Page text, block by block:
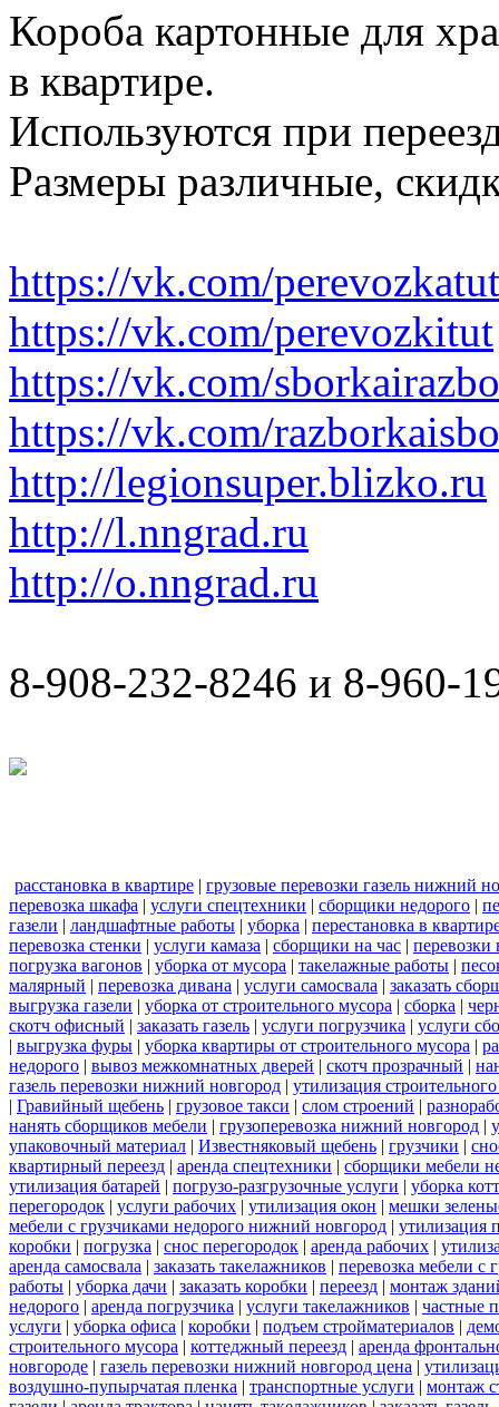
Короба картонные для
в квартире.
Используются при
Размеры различные,
https://vk.com/perevozkatut
https://vk.com/perevozkitut
https://vk.com/
https://vk.com/
http://legionsuper.blizko.ru
http://l.nngrad.ru
http://o.nngrad.ru
8-908-232-8246 и 8-960-
расстановка в квартире | грузовые перевозки газель нижний
перевозка шкафа | услуги спецтехники | сборщики недорого |
газели | ландшафтные работы | уборка | перестановка в
перевозка стенки | услуги камаза | сборщики на час | перевозки
погрузка вагонов | уборка от мусора | такелажные работы |
малярный | перевозка дивана | услуги самосвала | заказать
выгрузка газели | уборка от строительного мусора | сборка |
скотч офисный | заказать газель | услуги погрузчика | услуги
| выгрузка фуры | уборка квартиры от строительного мусора |
недорого | вывоз межкомнатных дверей | скотч прозрачный |
газель перевозки нижний новгород | утилизация
| Гравийный щебень | грузовое такси | слом строений |
нанять сборщиков мебели | грузоперевозка нижний новгород |
упаковочный материал | Известняковый щебень | грузчики |
квартирный переезд | аренда спецтехники | сборщики мебели
утилизация батарей | погрузо-разгрузочные услуги | уборка
перегородок | услуги рабочих | утилизация окон | мешки
мебели с грузчиками недорого нижний новгород | утилизация
коробки | погрузка | снос перегородок | аренда рабочих |
аренда самосвала | заказать такелажников | перевозка мебели с
работы | уборка дачи | заказать коробки | переезд | монтаж
недорого | аренда погрузчика | услуги такелажников | частные
услуги | уборка офиса | коробки | подъем стройматериалов |
строительного мусора | коттеджный переезд | аренда
новгороде | газель перевозки нижний новгород цена |
воздушно-пупырчатая пленка | транспортные услуги | монтаж